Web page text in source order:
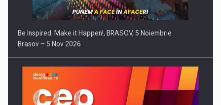
Be Inspired. Make it Happen!, BRASOV, 5 Noiembrie
Brasov – 5 Nov 2026